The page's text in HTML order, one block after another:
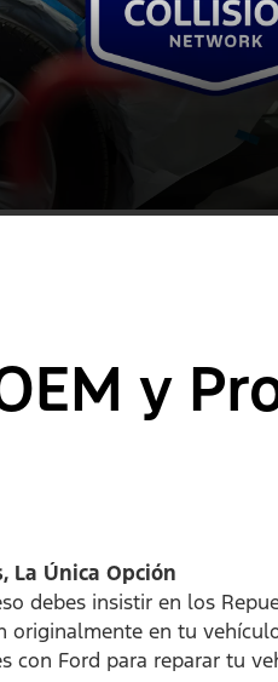
y
La Única Opción
debes insistir en los
originalmente en tu
con Ford para reparar tu